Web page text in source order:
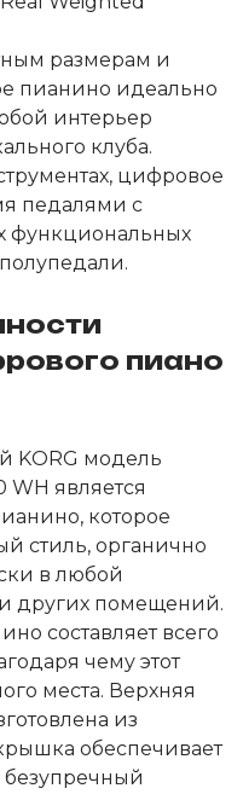
размерам и
пианино идеально
интерьер
клуба.
цифровое
педалями с
функциональных
пиано
KORG модель
является
которое
стиль, органично
в любой
других помещений.
составляет всего
чему этот
места. Верхняя
из
обеспечивает
безупречный